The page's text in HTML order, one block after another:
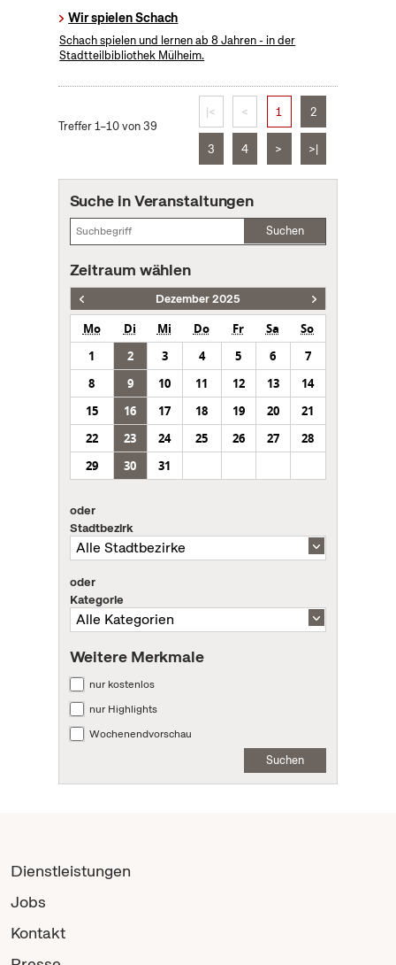
Wir spielen Schach
Schach spielen und lernen ab 8 Jahren - in der
Stadtteilbibliothek Mülheim.
Treffer 1–10 von 39
|< < 1 2
3 4 > >|
Suche in Veranstaltungen
Suchen
Zeitraum wählen
Dezember 2025
Mo Di Mi Do Fr Sa
So
1
2 3 4 5 6
7
8
9 10 11 12 13
14
15
16 17 18 19 20
21
22
23 24 25 26 27
28
29
30 31
oder
Stadtbezirk
oder
Kategorie
Weitere Merkmale
nur kostenlos
nur Highlights
Wochenendvorschau
Suchen
Dienstleistungen
Jobs
Kontakt